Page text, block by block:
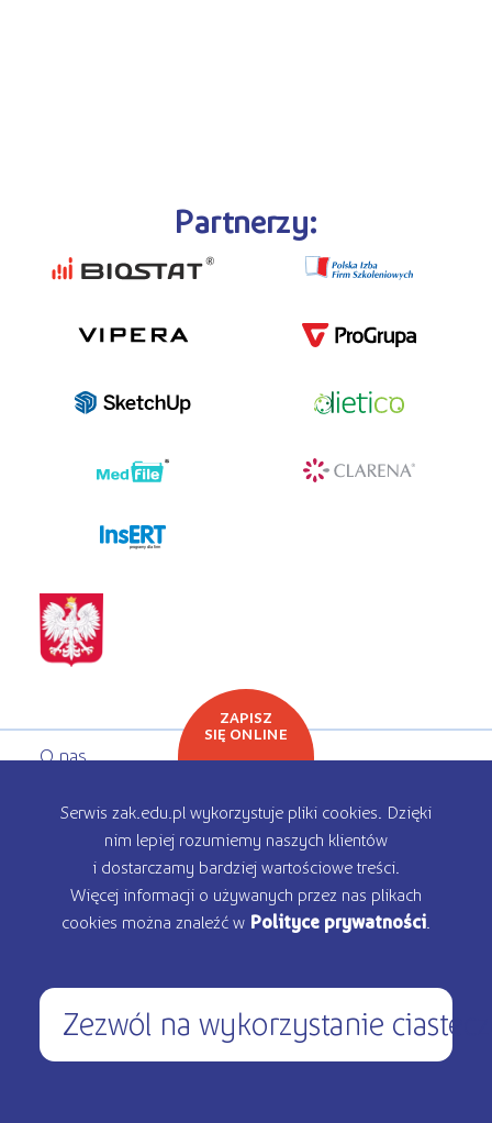
Partnerzy:
programy dla firm
O nas
Oferta edukacyjna
Rekrutacja
Kontakt
ZAPISZ
SIĘ ONLINE
Serwis zak.edu.pl wykorzystuje pliki cookies. Dzięki
nim lepiej rozumiemy naszych klientów
i dostarczamy bardziej wartościowe treści.
Więcej informacji o używanych przez nas plikach
cookies można znaleźć w Polityce prywatności
Zezwól na wykorzystanie